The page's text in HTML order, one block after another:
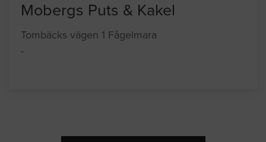
Mobergs Puts & Kakel
Tombäcks vägen 1 Fågelmara
-